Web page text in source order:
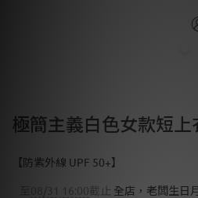
極簡主義白色女款短上
【防紫外線 UPF 50+】
08/31 16:00截止 全店，老闆生日